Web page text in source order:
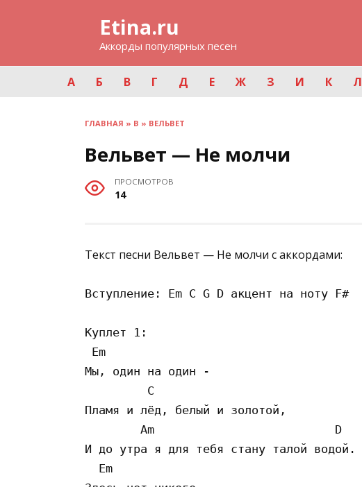
Etina.ru
Аккорды популярных песен
А Б В Г Д Е Ж З И К Л
ГЛАВНАЯ » В » ВЕЛЬВЕТ
Вельвет — Не молчи
ПРОСМОТРОВ
14
Текст песни Вельвет — Не молчи с аккордами:
Вступление: Em C G D акцент на ноту F#
Куплет 1:
Em
Мы, один на один -
         C
Пламя и лёд, белый и золотой,
        Am                          D
И до утра я для тебя стану талой водой.
  Em